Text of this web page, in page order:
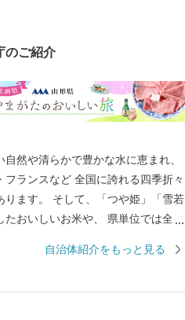
のご紹介
自然や清らかで豊かな水に恵まれ、
フランスなど 全国に誇れる四季折々
ります。 そして、「つや姫」「雪若
たおいしいお米や、 県単位では全国
一美食・美酒県やまがた」にふさわ
自治体紹介をもっと見る